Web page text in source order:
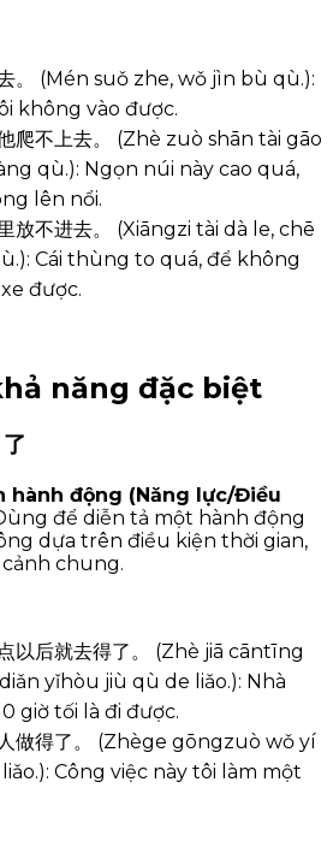
。 (Mén suǒ zhe, wǒ jìn bù qù.):
không vào được.
爬不上去。 (Zhè zuò shān tài gāo
qù.): Ngọn núi này cao quá,
lên nổi.
放不进去。 (Xiāngzi tài dà le, chē
Cái thùng to quá, để không
được.
năng đặc biệt
hành động (Năng lực/Điều
để diễn tả một hành động
dựa trên điều kiện thời gian,
chung.
以后就去得了。 (Zhè jiā cāntīng
yǐhòu jiù qù de liǎo.): Nhà
giờ tối là đi được.
做得了。 (Zhège gōngzuò wǒ yí
Công việc này tôi làm một